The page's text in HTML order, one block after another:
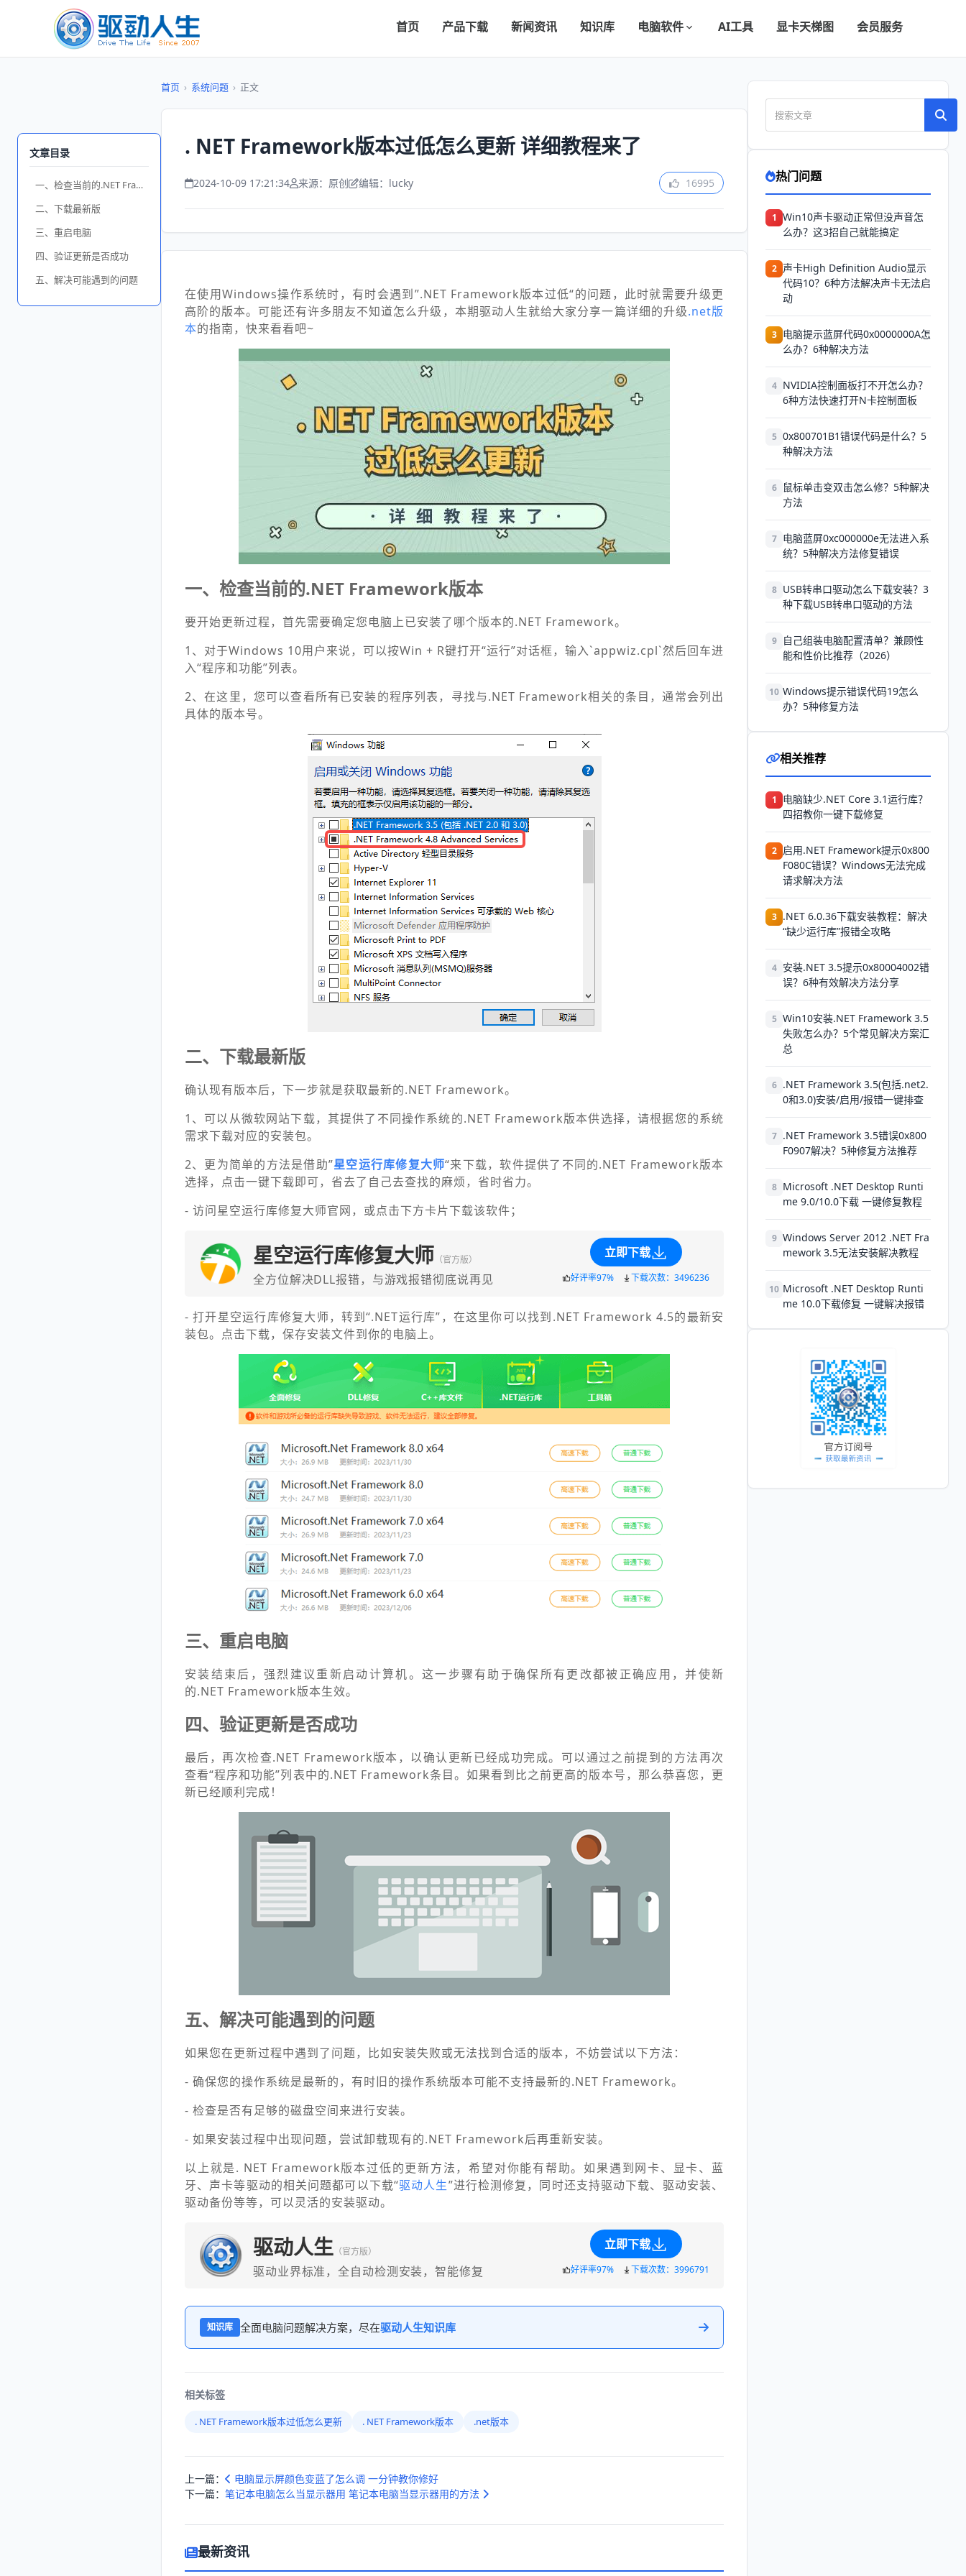
首页 产品下载 新闻资讯 知识库 电脑软件 AI工具 显卡天梯图 会员服务
文章目录
一、检查当前的.NET Framework版本
二、下载最新版
三、重启电脑
四、验证更新是否成功
五、解决可能遇到的问题
首页 › 系统问题 › 正文
. NET Framework版本过低怎么更新 详细教程来了
2024-10-09 17:21:34 来源：原创 编辑：lucky 16995
在使用Windows操作系统时，有时会遇到”.NET Framework版本过低“的问题，此时就需要升级更
高阶的版本。可能还有许多朋友不知道怎么升级，本期驱动人生就给大家分享一篇详细的升级.net版
本的指南，快来看看吧~
一、检查当前的.NET Framework版本
要开始更新过程，首先需要确定您电脑上已安装了哪个版本的.NET Framework。
1、对于Windows 10用户来说，可以按Win + R键打开“运行”对话框，输入`appwiz.cpl`然后回车进
入“程序和功能”列表。
2、在这里，您可以查看所有已安装的程序列表，寻找与.NET Framework相关的条目，通常会列出
具体的版本号。
二、下载最新版
确认现有版本后，下一步就是获取最新的.NET Framework。
1、可以从微软网站下载，其提供了不同操作系统的.NET Framework版本供选择，请根据您的系统
需求下载对应的安装包。
2、更为简单的方法是借助”星空运行库修复大师“来下载，软件提供了不同的.NET Framework版本
选择，点击一键下载即可，省去了自己去查找的麻烦，省时省力。
- 访问星空运行库修复大师官网，或点击下方卡片下载该软件；
星空运行库修复大师 （官方版）
全方位解决DLL报错，与游戏报错彻底说再见
立即下载
好评率97% 下载次数：3496236
- 打开星空运行库修复大师，转到“.NET运行库”，在这里你可以找到.NET Framework 4.5的最新安
装包。点击下载，保存安装文件到你的电脑上。
三、重启电脑
安装结束后，强烈建议重新启动计算机。这一步骤有助于确保所有更改都被正确应用，并使新
的.NET Framework版本生效。
四、验证更新是否成功
最后，再次检查.NET Framework版本，以确认更新已经成功完成。可以通过之前提到的方法再次
查看“程序和功能”列表中的.NET Framework条目。如果看到比之前更高的版本号，那么恭喜您，更
新已经顺利完成！
五、解决可能遇到的问题
如果您在更新过程中遇到了问题，比如安装失败或无法找到合适的版本，不妨尝试以下方法：
- 确保您的操作系统是最新的，有时旧的操作系统版本可能不支持最新的.NET Framework。
- 检查是否有足够的磁盘空间来进行安装。
- 如果安装过程中出现问题，尝试卸载现有的.NET Framework后再重新安装。
以上就是. NET Framework版本过低的更新方法，希望对你能有帮助。如果遇到网卡、显卡、蓝
牙、声卡等驱动的相关问题都可以下载“驱动人生”进行检测修复，同时还支持驱动下载、驱动安装、
驱动备份等等，可以灵活的安装驱动。
驱动人生 （官方版）
驱动业界标准，全自动检测安装，智能修复
立即下载
好评率97% 下载次数：3996791
知识库 全面电脑问题解决方案，尽在驱动人生知识库
相关标签
. NET Framework版本过低怎么更新 . NET Framework版本 .net版本
上一篇：
电脑显示屏颜色变蓝了怎么调 一分钟教你修好
下一篇： 笔记本电脑怎么当显示器用 笔记本电脑当显示器用的方法
最新资讯
热门问题
1 Win10声卡驱动正常但没声音怎
么办？这3招自己就能搞定
2 声卡High Definition Audio显示
代码10？6种方法解决声卡无法启
动
3 电脑提示蓝屏代码0x0000000A怎
么办？6种解决方法
4 NVIDIA控制面板打不开怎么办？
6种方法快速打开N卡控制面板
5 0x800701B1错误代码是什么？5
种解决方法
6
鼠标单击变双击怎么修？5种解决
方法
7 电脑蓝屏0xc000000e无法进入系
统？5种解决方法修复错误
8 USB转串口驱动怎么下载安装？3
种下载USB转串口驱动的方法
9
自己组装电脑配置清单？兼顾性
能和性价比推荐（2026）
10 Windows提示错误代码19怎么
办？5种修复方法
相关推荐
1
电脑缺少.NET Core 3.1运行库？
四招教你一键下载修复
2 启用.NET Framework提示0x800
F080C错误？Windows无法完成
请求解决方法
3 .NET 6.0.36下载安装教程：解决
“缺少运行库”报错全攻略
4 安装.NET 3.5提示0x80004002错
误？6种有效解决方法分享
5 Win10安装.NET Framework 3.5
失败怎么办？5个常见解决方案汇
总
6 .NET Framework 3.5(包括.net2.
0和3.0)安装/启用/报错一键排查
7 .NET Framework 3.5错误0x800
F0907解决？5种修复方法推荐
8 Microsoft .NET Desktop Runti
me 9.0/10.0下载 一键修复教程
9 Windows Server 2012 .NET Fra
mework 3.5无法安装解决教程
10 Microsoft .NET Desktop Runti
me 10.0下载修复 一键解决报错